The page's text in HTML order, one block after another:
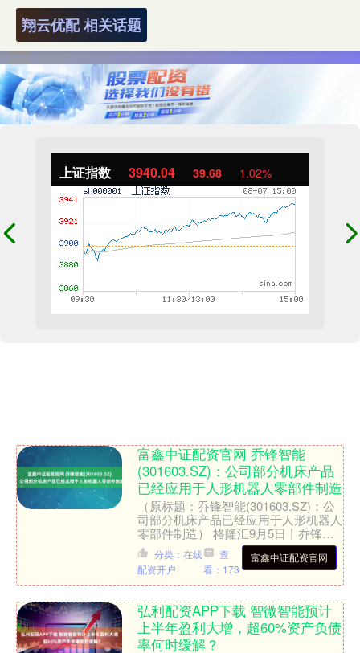
上证指数 3940.04 39.68 1.02%
翔云优配 相关话题
富鑫中证配资官网 乔锋智能
(301603.SZ)：公司部分机床产品
已经应用于人形机器人零部件制造
（原标题：乔锋智能(301603.SZ)：公
司部分机床产品已经应用于人形机器人
零部件制造） 格隆汇9月5日丨乔锋智
能(301603.SZ)在投资者互动平台表
示，....
富鑫中证配资官网
分类：在线
配资开户
查
看：173
弘利配资APP下载 智微智能预计
上半年盈利大增，超60%资产负债
率何时缓解？